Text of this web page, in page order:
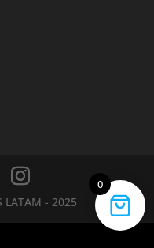
LATAM - 2025
0